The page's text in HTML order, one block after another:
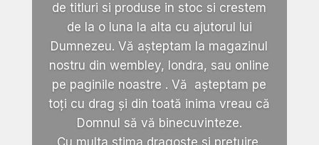
de titluri si produse in stoc si crestem
de la o luna la alta cu ajutorul lui
Dumnezeu. Vă așteptam la magazinul
nostru din wembley, londra, sau online
pe paginile noastre . Vă așteptam pe
toți cu drag și din toată inima vreau că
Domnul să vă binecuvinteze.